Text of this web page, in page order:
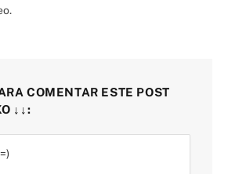
COMENTAR ESTE POST
↓↓: